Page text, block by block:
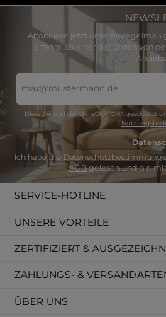
Abonniere jetzt unseren
erfahre als einer der Ersten von
Mail-
Adresse
Diese Seite ist durch reCAPTCHA geschützt
Ich habe die
AGBgelesen und bin
SERVICE-HOTLINE
ZAHLUNGS- &
ÜBER UNS
ZERTIFIZIERT &
UNSERE VORTEILE